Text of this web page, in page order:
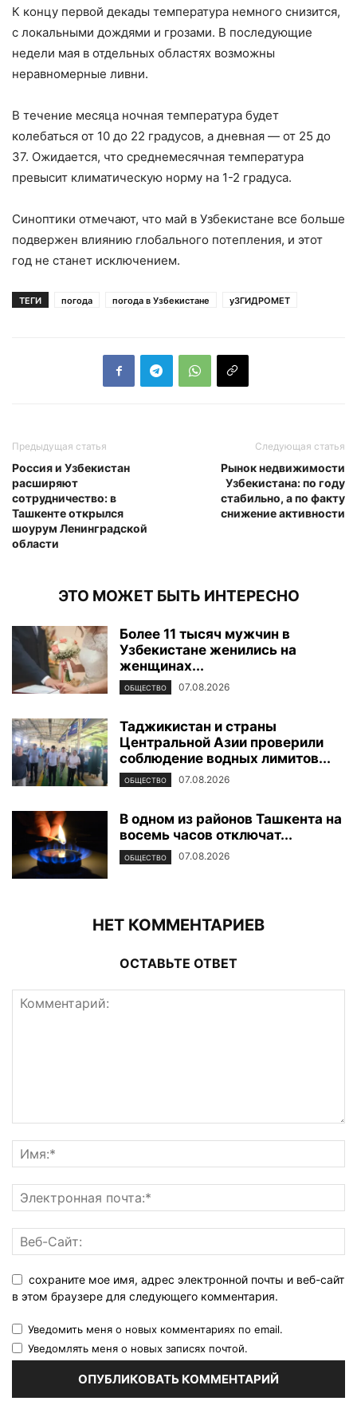
К концу первой декады температура немного снизится,
с локальными дождями и грозами. В последующие
недели мая в отдельных областях возможны
неравномерные ливни.
В течение месяца ночная температура будет
колебаться от 10 до 22 градусов, а дневная — от 25 до
37. Ожидается, что среднемесячная температура
превысит климатическую норму на 1-2 градуса.
Синоптики отмечают, что май в Узбекистане все больше
подвержен влиянию глобального потепления, и этот
год не станет исключением.
ТЕГИ погода погода в Узбекистане уЗГИДРОМЕТ
Предыдущая статья
Россия и Узбекистан
расширяют
сотрудничество: в
Ташкенте открылся
шоурум Ленинградской
области
Следующая статья
Рынок недвижимости
Узбекистана: по году
стабильно, а по факту
снижение активности
ЭТО МОЖЕТ БЫТЬ ИНТЕРЕСНО
Более 11 тысяч мужчин в
Узбекистане женились на
женщинах...
ОБЩЕСТВО 07.08.2026
Таджикистан и страны
Центральной Азии проверили
соблюдение водных лимитов...
ОБЩЕСТВО 07.08.2026
В одном из районов Ташкента на
восемь часов отключат...
ОБЩЕСТВО 07.08.2026
НЕТ КОММЕНТАРИЕВ
ОСТАВЬТЕ ОТВЕТ
сохраните мое имя, адрес электронной почты и веб-сайт
в этом браузере для следующего комментария.
Уведомить меня о новых комментариях по email.
Уведомлять меня о новых записях почтой.